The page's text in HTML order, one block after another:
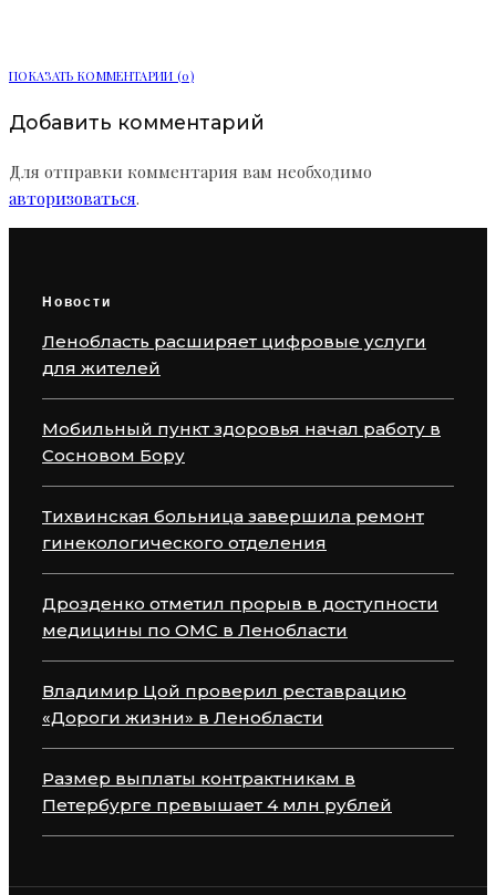
ПОКАЗАТЬ КОММЕНТАРИИ (0)
Добавить комментарий
Для отправки комментария вам необходимо
авторизоваться.
Новости
Ленобласть расширяет цифровые услуги
для жителей
Мобильный пункт здоровья начал работу в
Сосновом Бору
Тихвинская больница завершила ремонт
гинекологического отделения
Дрозденко отметил прорыв в доступности
медицины по ОМС в Ленобласти
Владимир Цой проверил реставрацию
«Дороги жизни» в Ленобласти
Размер выплаты контрактникам в
Петербурге превышает 4 млн рублей